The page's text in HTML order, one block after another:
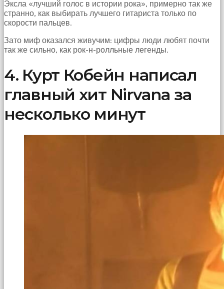
Эксла «лучший голос в истории рока», примерно так же
странно, как выбирать лучшего гитариста только по
скорости пальцев.
Зато миф оказался живучим: цифры люди любят почти
так же сильно, как рок-н-ролльные легенды.
4. Курт Кобейн написал
главный хит Nirvana за
несколько минут